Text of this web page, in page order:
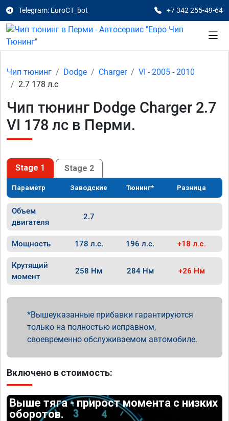
Telegram: EuroCT_bot +7 342 255-49-64
Чип тюнинг Dodge Charger
VI - 2005 - 2010
2.7 178 л.с
Чип тюнинг Dodge Charger 2.7
VI 178 лс в Перми.
Stage 1 Stage 2
Параметр Заводские Тюнинг* Разница
Объем
двигателя
2.7
Мощность 178 л.с. 196 л.с. +18 л.с.
Крутящий
момент
258 Нм 284 Нм +26 Нм
Вышеуказанные прибавки гарантируются
только на полностью исправном,
своевременно обслуживаемом автомобиле.
Включено в стоимость:
Выше тяга - прирост момента с низких
оборотов.